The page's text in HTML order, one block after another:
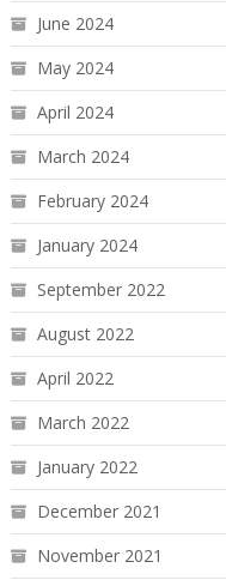
June 2024
May 2024
April 2024
March 2024
February 2024
January 2024
September 2022
August 2022
April 2022
March 2022
January 2022
December 2021
November 2021